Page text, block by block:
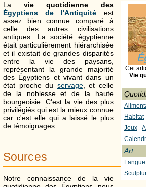
Cet
Vie
Habitat
Jeux -
Art
Langue
La vie quotidienne des
Égyptiens de l'Antiquité est
assez bien connue comparé à
celle des autres civilisations
antiques. La société égyptienne
était particulièrement hiérarchisée
et il existait de grandes disparités
entre la vie des paysans,
représentant la grande majorité
des Égyptiens et vivant dans un
état proche du servage, et celle
de la noblesse et de la haute
bourgeoisie. C'est la vie des plus
privilégiés qui est la mieux connue
car c'est elle qui a laissé le plus
de témoignages.
Sources
Notre connaissance de la vie